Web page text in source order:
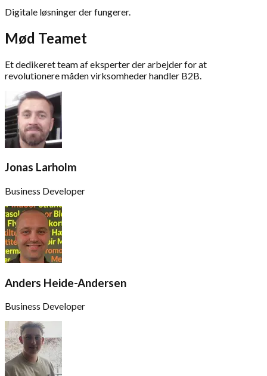
Digitale løsninger der fungerer.
Mød Teamet
Et dedikeret team af eksperter der arbejder for at
revolutionere måden virksomheder handler B2B.
Jonas Larholm
Business Developer
Anders Heide-Andersen
Business Developer